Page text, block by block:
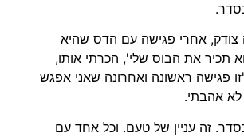
צודק, אחרי פגישה עם הדס שהיא
תכיר את הבוס שלי', הכרתי אותו,
פגישה ראשונה ואחרונה שאני אפגש
לא אהבתי.
זה עניין של טעם. וכל אחד עם